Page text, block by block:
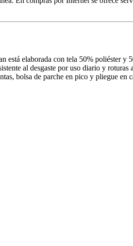
está elaborada con tela 50% poliéster
al desgaste por uso diario y
bolsa de parche en pico y pliegue